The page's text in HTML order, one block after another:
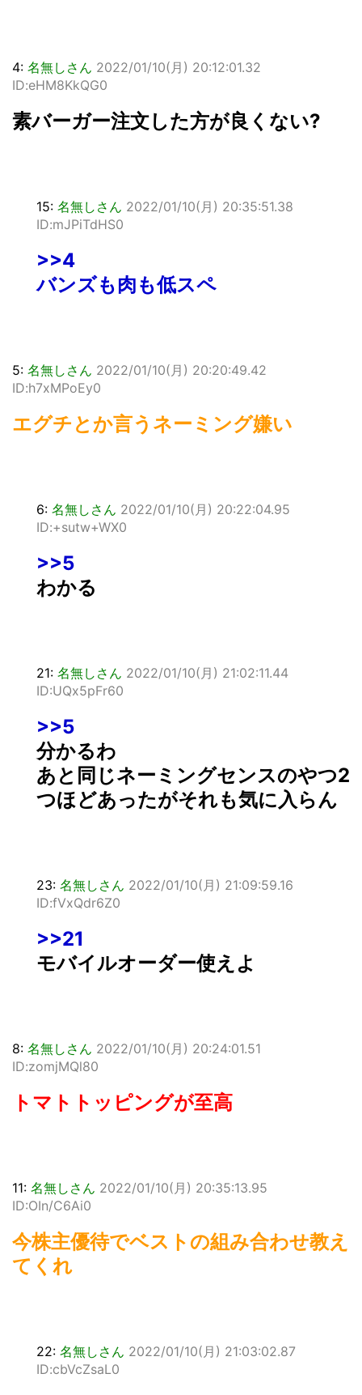
4: 名無しさん 2022/01/10(月) 20:12:01.32
ID:eHM8KkQG0
素バーガー注文した方が良くない?
15: 名無しさん 2022/01/10(月) 20:35:51.38
ID:mJPiTdHS0
>>4
バンズも肉も低スペ
5: 名無しさん 2022/01/10(月) 20:20:49.42
ID:h7xMPoEy0
エグチとか言うネーミング嫌い
6: 名無しさん 2022/01/10(月) 20:22:04.95
ID:+sutw+WX0
>>5
わかる
21: 名無しさん 2022/01/10(月) 21:02:11.44
ID:UQx5pFr60
>>5
分かるわ
あと同じネーミングセンスのやつ2
つほどあったがそれも気に入らん
23: 名無しさん 2022/01/10(月) 21:09:59.16
ID:fVxQdr6Z0
>>21
モバイルオーダー使えよ
8: 名無しさん 2022/01/10(月) 20:24:01.51
ID:zomjMQl80
トマトトッピングが至高
11: 名無しさん 2022/01/10(月) 20:35:13.95
ID:OIn/C6Ai0
今株主優待でベストの組み合わせ教え
てくれ
22: 名無しさん 2022/01/10(月) 21:03:02.87
ID:cbVcZsaL0